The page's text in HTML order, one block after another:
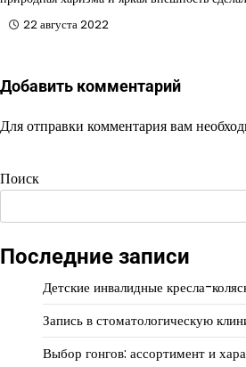
22 августа 2022
Добавить комментарий
Для отправки комментария вам
Поиск
Последние записи
Детские инвалидные кресла-
Запись в стоматологическую
Выбор гонгов: ассортимент и